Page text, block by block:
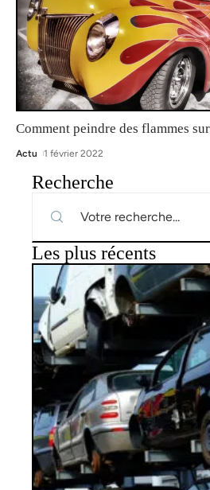
Comment peindre des flammes
Actu 1 février 2022
Recherche
Les plus récents